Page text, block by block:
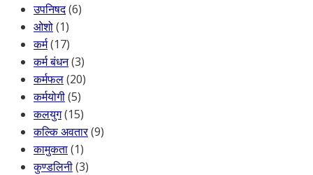
उपनिषद(6)
ओशो(1)
कर्म(17)
कर्म बंधन(3)
कर्मफल(20)
कर्मयोगी(5)
कलयुग(15)
कल्कि अवतार(9)
कामुकता(1)
कुण्डलिनी(3)